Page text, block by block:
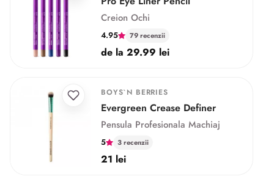
Creion Ochi
4.95 79 recenzii
de la 29.99 lei
BOYS`N BERRIES
Evergreen Crease Definer
Pensula Profesionala Machiaj
5 3 recenzii
21 lei